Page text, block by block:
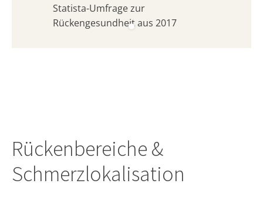
Statista-Umfrage zur
Rückengesundheit aus 2017
Rückenbereiche &
Schmerzlokalisation